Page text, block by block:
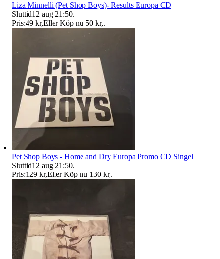
Liza Minnelli (Pet Shop Boys)- Results Europa CD
Sluttid12 aug 21:50.
Pris:49 kr,Eller Köp nu 50 kr,.
Pet Shop Boys - Home and Dry Europa Promo CD Singel
Sluttid12 aug 21:50.
Pris:129 kr,Eller Köp nu 130 kr,.